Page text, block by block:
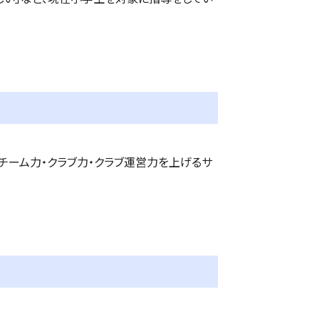
ム力・クラブ力・クラブ運営力を上げるサ